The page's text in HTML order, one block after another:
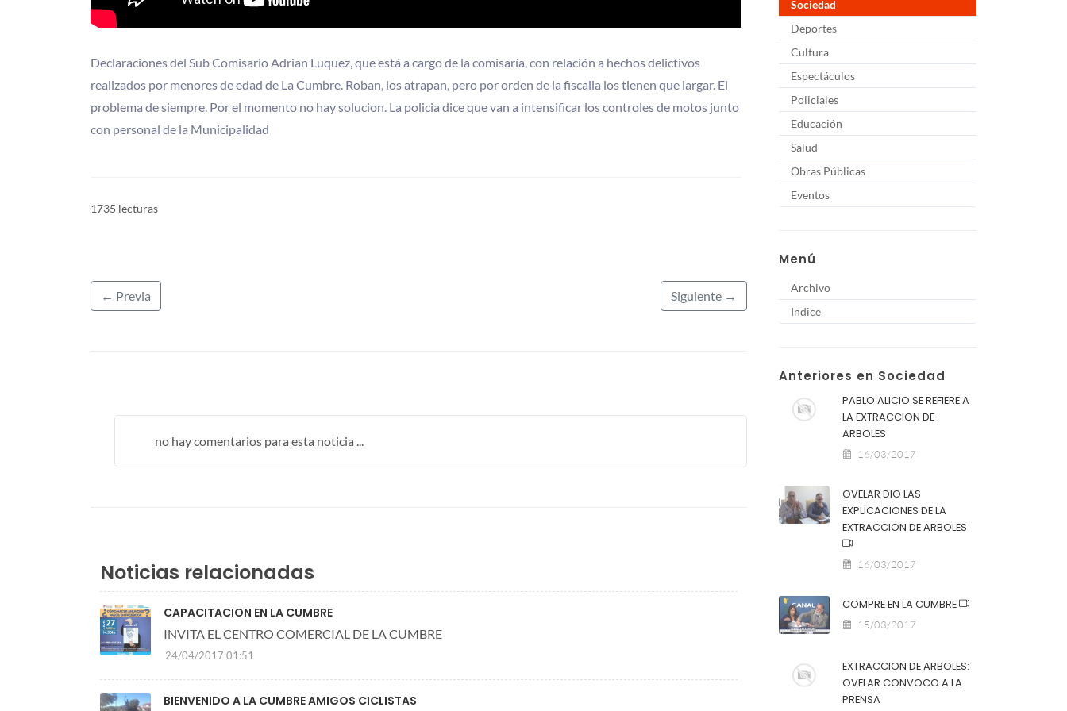
Declaraciones del Sub Comisario Adrian Luquez, que está a cargo de la comisaría, con relación a hechos delictivos
realizados por menores de edad de La Cumbre. Roban, los atrapan, pero por orden de la fiscalia los tienen que largar. El
problema de siempre. Por el momento no hay solucion. La policia dice que van a intensificar los controles de motos junto
con personal de la Municipalidad
1735 lecturas
← Previa Siguiente →
no hay comentarios para esta noticia ...
Noticias relacionadas
CAPACITACION EN LA CUMBRE
INVITA EL CENTRO COMERCIAL DE LA CUMBRE
24/04/2017 01:51
BIENVENIDO A LA CUMBRE AMIGOS CICLISTAS
Sociedad
Deportes
Cultura
Espectáculos
Policiales
Educación
Salud
Obras Públicas
Eventos
Menú
Archivo
Indice
Anteriores en Sociedad
PABLO ALICIO SE REFIERE A
LA EXTRACCION DE
ARBOLES
16/03/2017
OVELAR DIO LAS
EXPLICACIONES DE LA
EXTRACCION DE ARBOLES
16/03/2017
COMPRE EN LA CUMBRE
15/03/2017
EXTRACCION DE ARBOLES:
OVELAR CONVOCO A LA
PRENSA